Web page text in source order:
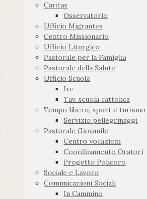
Caritas
Osservatorio
Ufficio Migrantes
Centro Missionario
Ufficio Liturgico
Pastorale per la Famiglia
Pastorale della Salute
Ufficio Scuola
Irc
Tav. scuola cattolica
Tempo libero, sport e turismo
Servizio pellegrinaggi
Pastorale Giovanile
Centro vocazioni
Coordinamento Oratori
Progetto Policoro
Sociale e Lavoro
Comunicazioni Sociali
In Cammino